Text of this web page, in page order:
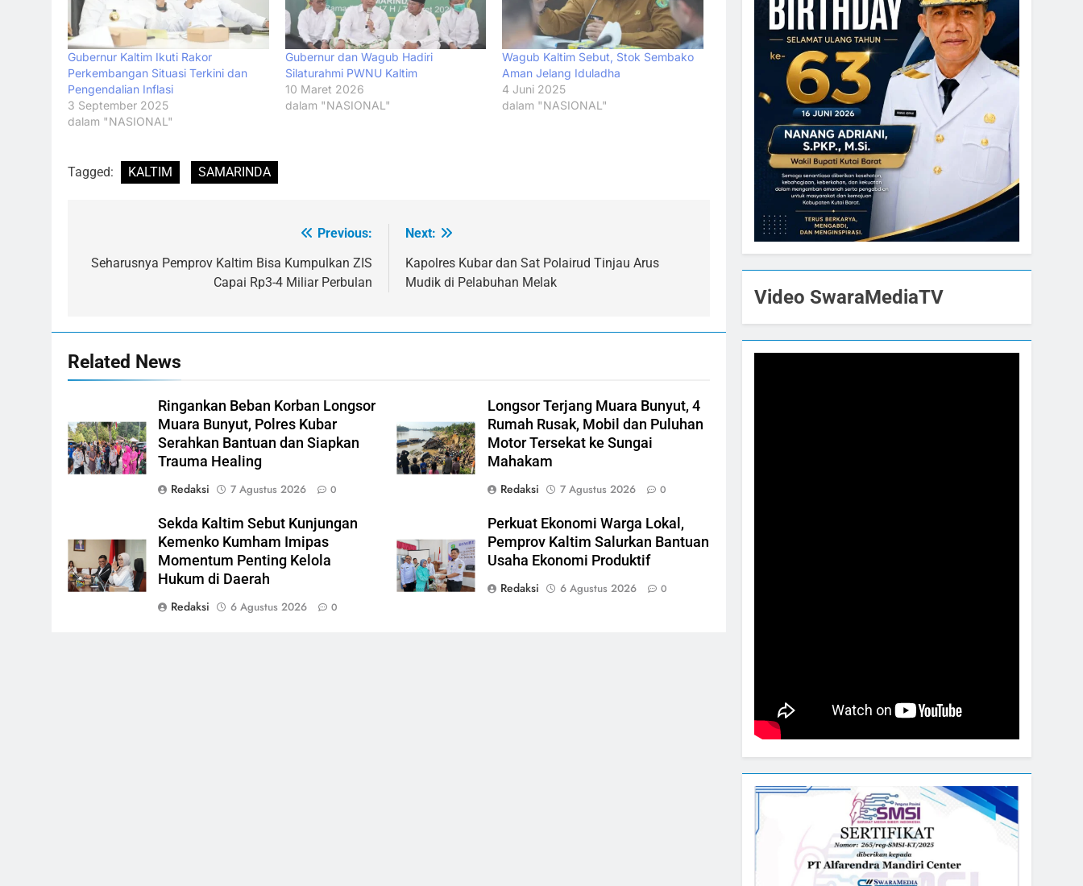
Gubernur Kaltim Ikuti Rakor
Perkembangan Situasi Terkini dan
Pengendalian Inflasi
3 September 2025
dalam "NASIONAL"
Gubernur dan Wagub Hadiri
Silaturahmi PWNU Kaltim
10 Maret 2026
dalam "NASIONAL"
Wagub Kaltim Sebut, Stok Sembako
Aman Jelang Iduladha
4 Juni 2025
dalam "NASIONAL"
Tagged: KALTIM SAMARINDA
pos
Previous:
Seharusnya Pemprov Kaltim Bisa Kumpulkan ZIS
Capai Rp3-4 Miliar Perbulan
Next:
Kapolres Kubar dan Sat Polairud Tinjau Arus
Mudik di Pelabuhan Melak
Related News
Ringankan Beban Korban Longsor
Muara Bunyut, Polres Kubar
Serahkan Bantuan dan Siapkan
Trauma Healing
Redaksi
7 Agustus 2026 0
Longsor Terjang Muara Bunyut, 4
Rumah Rusak, Mobil dan Puluhan
Motor Tersekat ke Sungai
Mahakam
Redaksi
7 Agustus 2026 0
Sekda Kaltim Sebut Kunjungan
Kemenko Kumham Imipas
Momentum Penting Kelola
Hukum di Daerah
Redaksi
6 Agustus 2026 0
Perkuat Ekonomi Warga Lokal,
Pemprov Kaltim Salurkan Bantuan
Usaha Ekonomi Produktif
Redaksi
6 Agustus 2026 0
Video SwaraMediaTV